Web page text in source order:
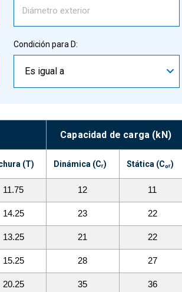
Condición para D:
Es igual a
Capacidad de carga (kN)
(T) Dinámica (Cᵣ) Stática (C₀ᵣ)
11.75 12 11
14.25 23 22
13.25 21 22
15.25 28 27
20.25 35 36